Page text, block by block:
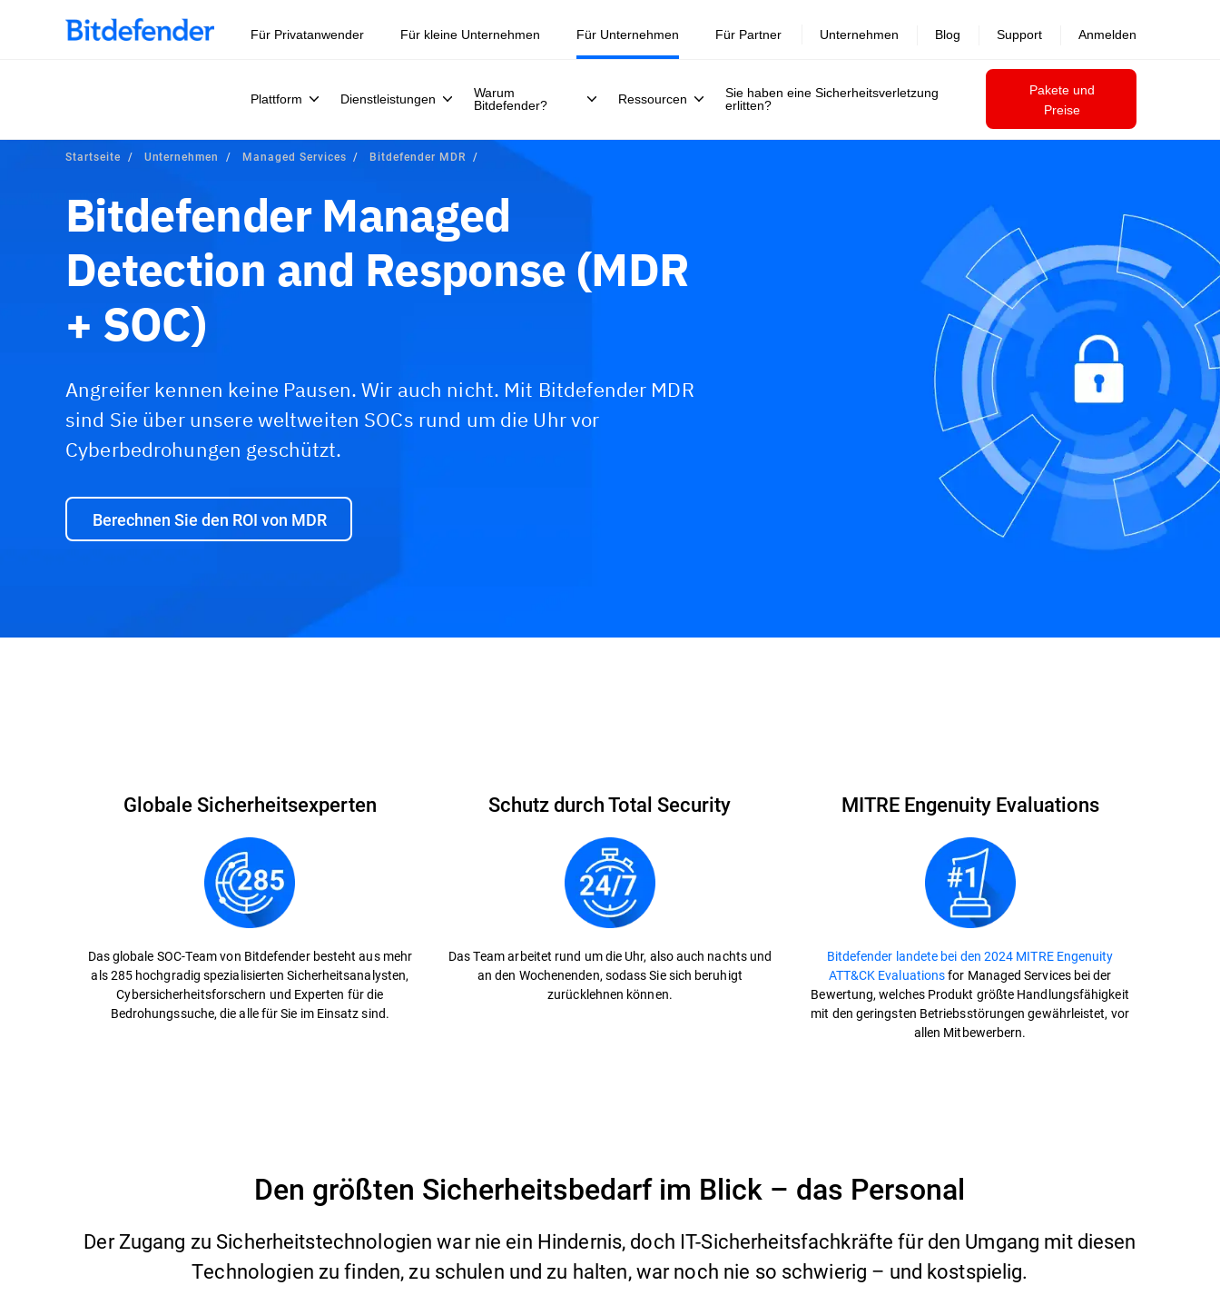
Für Privatanwender Für kleine Unternehmen Für Unternehmen
Plattform Dienstleistungen
Warum
Bitdefender?
Ressourcen
Sie haben eine Sicherheitsverletzung
erlitten?
Pakete und
Preise
Für Partner Unternehmen Blog Support Anmelden
Startseite Unternehmen Managed Services Bitdefender MDR
Bitdefender Managed
Detection and Response (MDR
+ SOC)
Angreifer kennen keine Pausen. Wir auch nicht. Mit Bitdefender MDR
sind Sie über unsere weltweiten SOCs rund um die Uhr vor
Cyberbedrohungen geschützt.
Berechnen Sie den ROI von MDR
Globale Sicherheitsexperten
Das globale SOC-Team von Bitdefender besteht aus mehr
als 285 hochgradig spezialisierten Sicherheitsanalysten,
Cybersicherheitsforschern und Experten für die
Bedrohungssuche, die alle für Sie im Einsatz sind.
Schutz durch Total Security
Das Team arbeitet rund um die Uhr, also auch nachts und
an den Wochenenden, sodass Sie sich beruhigt
zurücklehnen können.
MITRE Engenuity Evaluations
Bitdefender landete bei den 2024 MITRE Engenuity
ATT&CK Evaluationsfor Managed Services bei der
Bewertung, welches Produkt größte Handlungsfähigkeit
mit den geringsten Betriebsstörungen gewährleistet, vor
allen Mitbewerbern.
Den größten Sicherheitsbedarf im Blick – das Personal
Der Zugang zu Sicherheitstechnologien war nie ein Hindernis, doch IT-Sicherheitsfachkräfte für den Umgang mit diesen
Technologien zu finden, zu schulen und zu halten, war noch nie so schwierig – und kostspielig.